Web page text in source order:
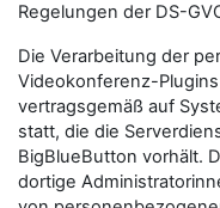
Regelungen der DS-
Die Verarbeitung der
Videokonferenz-
vertragsgemäß auf
statt, die die
BigBlueButton vorhält.
dortige